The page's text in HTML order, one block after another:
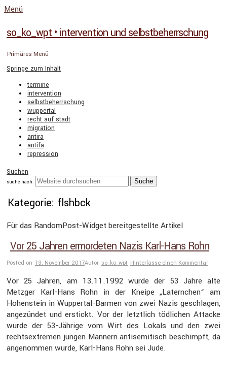
Menü
so_ko_wpt • intervention und selbstbeherrschung
Primäres Menü
Springe zum Inhalt
termine
intervention
selbstbeherrschung
wuppertal
recht auf stadt
migration
antira
antifa
repression
Suchen
suche nach:
Kategorie: flshbck
Für das Random­Post-Widget bereit­ge­stellte Artikel
Vor 25 Jahren ermordeten Nazis Karl-Hans Rohn
Posted on 13. November 2017Autor so_ko_wpt Hinterlasse einen Kommentar
Vor 25 Jahren, am 13.11.1992 wurde der 53 Jahre alte
Metzger Karl-Hans Rohn in der Kneipe „Laternchen“ am
Hohen­stein in Wuppertal-Barmen von zwei Nazis geschlagen,
angezündet und erstickt. Vor der letzt­lich tödli­chen Attacke
wurde der 53-Jährige vom Wirt des Lokals und den zwei
rechts­ex­tremen jungen Männern antise­mi­tisch beschimpft, da
angenommen wurde, Karl-Hans Rohn sei Jude.